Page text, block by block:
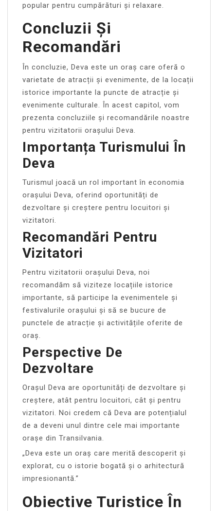
popular pentru cumpărături și relaxare.
Concluzii Și
Recomandări
În concluzie, Deva este un oraș care oferă o
varietate de atracții și evenimente, de la locații
istorice importante la puncte de atracție și
evenimente culturale. În acest capitol, vom
prezenta concluziile și recomandările noastre
pentru vizitatorii orașului Deva.
Importanța Turismului În
Deva
Turismul joacă un rol important în economia
orașului Deva, oferind oportunități de
dezvoltare și creștere pentru locuitori și
vizitatori.
Recomandări Pentru
Vizitatori
Pentru vizitatorii orașului Deva, noi
recomandăm să viziteze locațiile istorice
importante, să participe la evenimentele și
festivalurile orașului și să se bucure de
punctele de atracție și activitățile oferite de
oraș.
Perspective De
Dezvoltare
Orașul Deva are oportunități de dezvoltare și
creștere, atât pentru locuitori, cât și pentru
vizitatori. Noi credem că Deva are potențialul
de a deveni unul dintre cele mai importante
orașe din Transilvania.
„Deva este un oraș care merită descoperit și
explorat, cu o istorie bogată și o arhitectură
impresionantă.”
Obiective Turistice În